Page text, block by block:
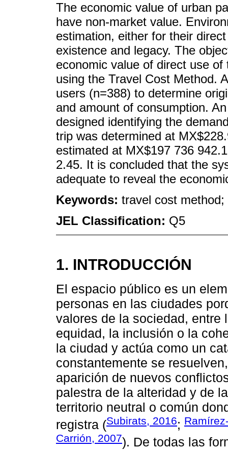
The economic value of urban
have non-market value.
estimation, either for their
existence and legacy. The
economic value of direct use
using the Travel Cost Method.
users (n=388) to determine
and amount of consumption.
designed identifying the
trip was determined at
estimated at MX$197 736
2.45. It is concluded that the
adequate to reveal the
Keywords: travel cost
JEL Classification: Q5
1. INTRODUCCIÓN
El espacio público es un
personas en las ciudades
valores de la sociedad, entre
equidad, la inclusión o la
la ciudad y actúa como un
constantemente se
aparición de nuevos
palestra de la alteridad y de
territorio neutral o común
registra (Subirats, 2016;
Carrión, 2007). De todas las